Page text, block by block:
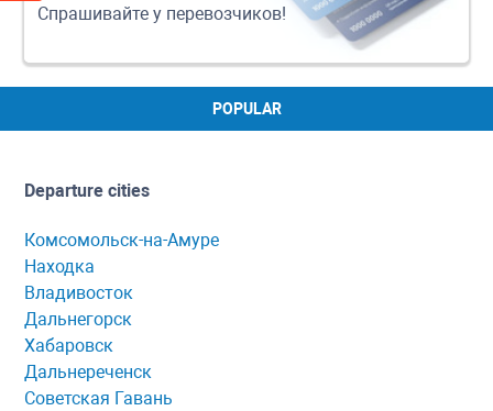
Спрашивайте у перевозчиков!
POPULAR
Departure cities
Комсомольск-на-Амуре
Находка
Владивосток
Дальнегорск
Хабаровск
Дальнереченск
Советская Гавань